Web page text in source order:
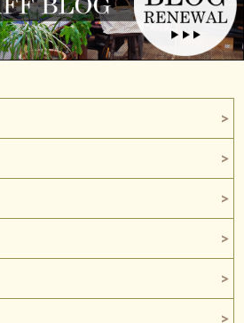
“CLASSIC STRAIGHT 15.7oz”
、留める感触から重厚感と高級感が 伝わ
とがないよう、突起をつぶし、リベット
ち、気品ある表情を実現するため、経糸